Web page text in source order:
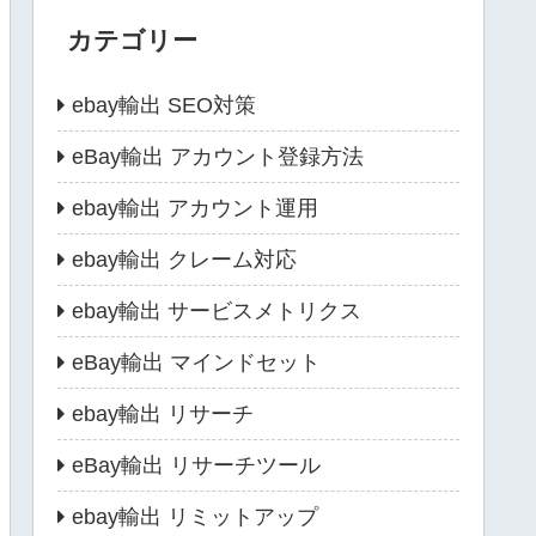
カテゴリー
ebay輸出 SEO対策
eBay輸出 アカウント登録方法
ebay輸出 アカウント運用
ebay輸出 クレーム対応
ebay輸出 サービスメトリクス
eBay輸出 マインドセット
ebay輸出 リサーチ
eBay輸出 リサーチツール
ebay輸出 リミットアップ